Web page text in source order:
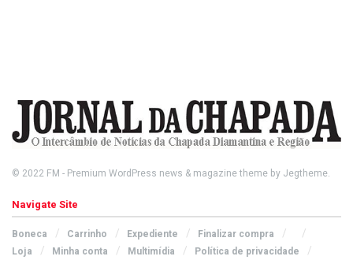
© 2022 FM - Premium WordPress news & magazine theme by Jegtheme.
Navigate Site
Boneca Carrinho Expediente
Finalizar compra
Loja
Minha conta Multimídia
Política de privacidade